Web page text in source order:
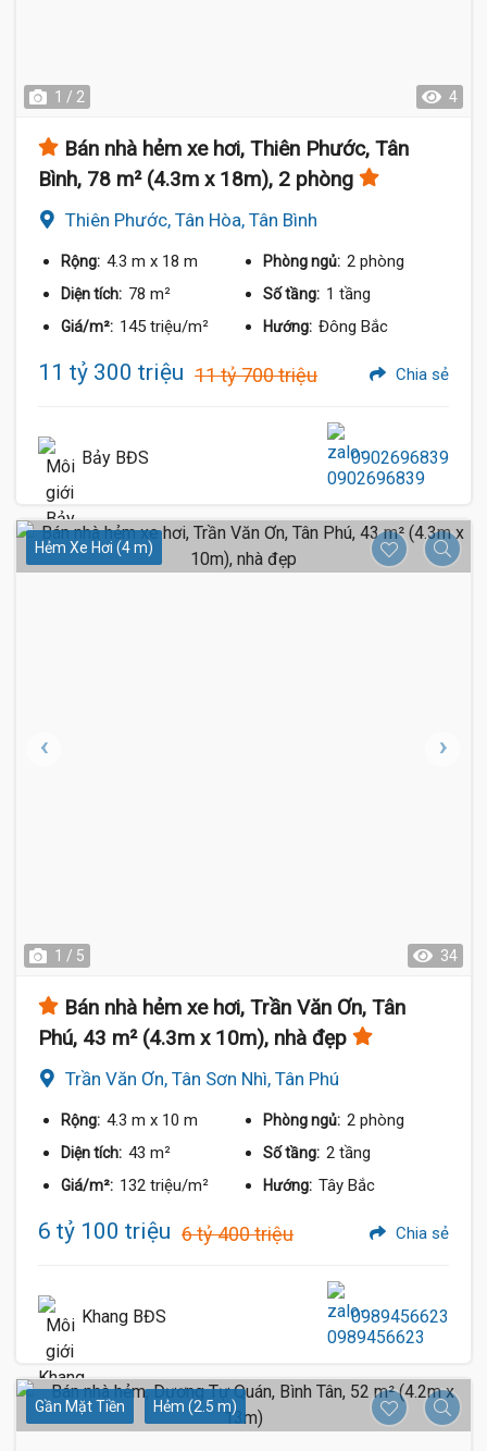
1 / 2 4
Bán nhà hẻm xe hơi, Thiên Phước, Tân
Bình, 78 m² (4.3m x 18m), 2 phòng
Thiên Phước, Tân Hòa, Tân Bình
Rộng: 4.3 m x 18 m Phòng ngủ: 2 phòng
Diện tích: 78 m² Số tầng: 1 tầng
Giá/m²: 145 triệu/m² Hướng: Đông Bắc
11 tỷ 300 triệu 11 tỷ 700 triệu Chia sẻ
Bảy BĐS 0902696839
Hẻm Xe Hơi (4 m)
1 / 5 34
Bán nhà hẻm xe hơi, Trần Văn Ơn, Tân
Phú, 43 m² (4.3m x 10m), nhà đẹp
Trần Văn Ơn, Tân Sơn Nhì, Tân Phú
Rộng: 4.3 m x 10 m Phòng ngủ: 2 phòng
Diện tích: 43 m² Số tầng: 2 tầng
Giá/m²: 132 triệu/m² Hướng: Tây Bắc
6 tỷ 100 triệu 6 tỷ 400 triệu Chia sẻ
Khang BĐS 0989456623
Gần Mặt Tiền Hẻm (2.5 m)